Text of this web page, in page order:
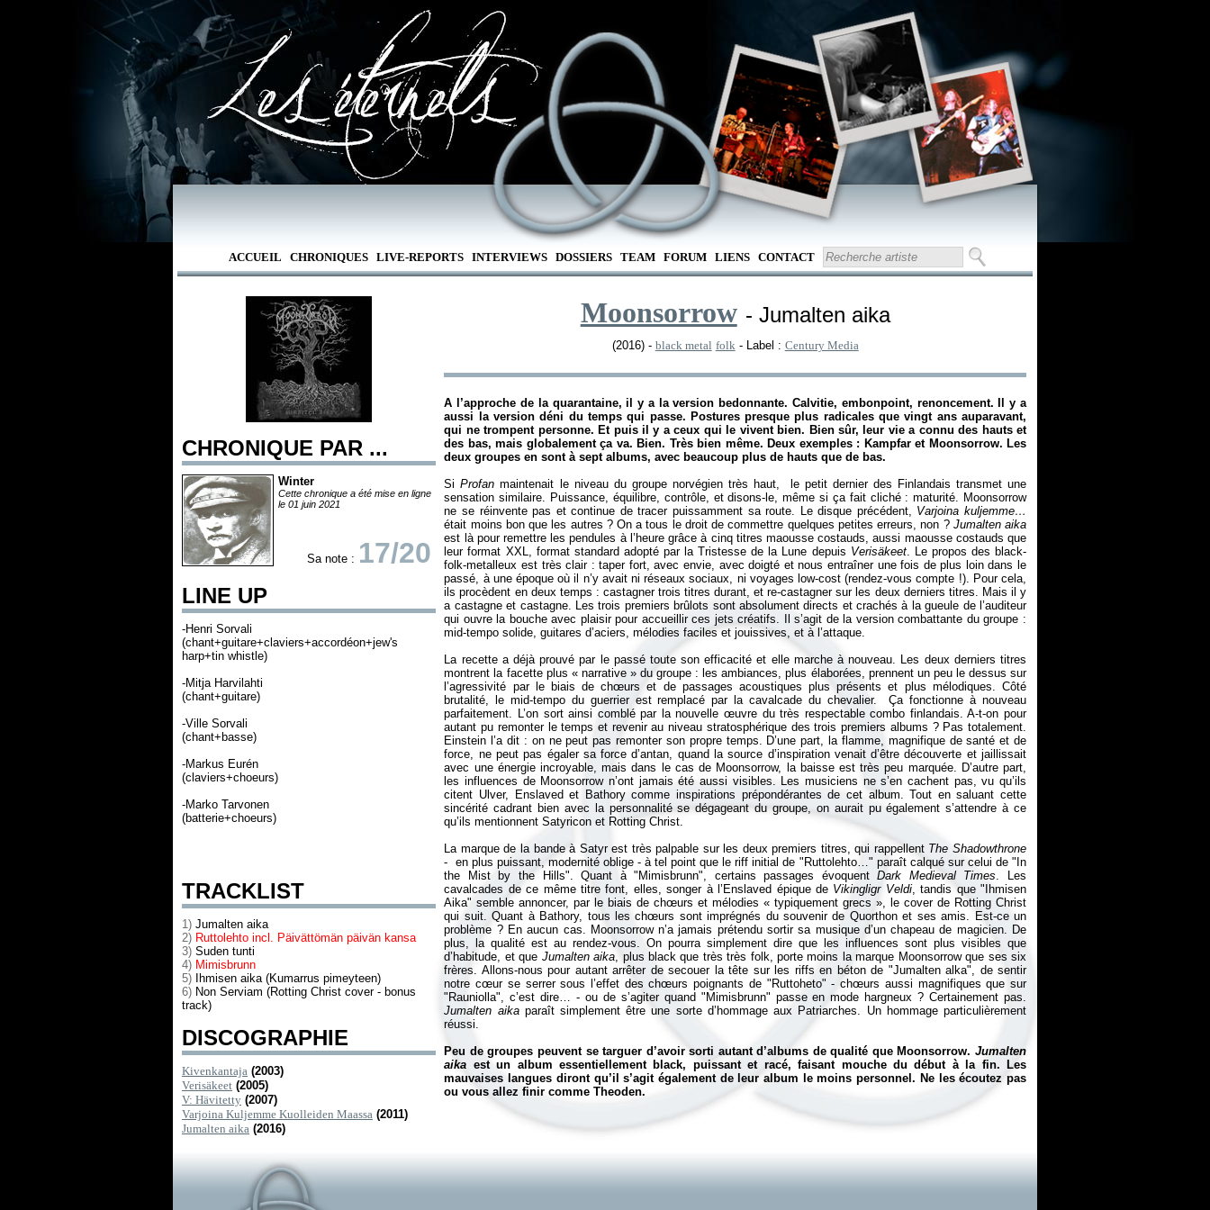
ACCUEIL CHRONIQUES LIVE-REPORTS INTERVIEWS DOSSIERS TEAM FORUM LIENS CONTACT
CHRONIQUE PAR ...
Winter
Cette chronique a été mise en ligne
le 01 juin 2021
Sa note : 17/20
LINE UP
-Henri Sorvali
(chant+guitare+claviers+accordéon+jew's
harp+tin whistle)
-Mitja Harvilahti
(chant+guitare)
-Ville Sorvali
(chant+basse)
-Markus Eurén
(claviers+choeurs)
-Marko Tarvonen
(batterie+choeurs)
TRACKLIST
1) Jumalten aika
2) Ruttolehto incl. Päivättömän päivän kansa
3) Suden tunti
4) Mimisbrunn
5)
Ihmisen aika (Kumarrus pimeyteen)
6) Non Serviam (Rotting Christ cover - bonus
track)
DISCOGRAPHIE
Kivenkantaja (2003)
Verisäkeet (2005)
V: Hävitetty (2007)
Varjoina Kuljemme Kuolleiden Maassa (2011)
Jumalten aika (2016)
Moonsorrow - Jumalten aika
(2016) - black metal folk - Label : Century Media
A l’approche de la quarantaine, il y a la version bedonnante. Calvitie, embonpoint, renoncement. Il y a
aussi la version déni du temps qui passe. Postures presque plus radicales que vingt ans auparavant,
qui ne trompent personne. Et puis il y a ceux qui le vivent bien. Bien sûr, leur vie a connu des hauts et
des bas, mais globalement ça va. Bien. Très bien même. Deux exemples : Kampfar et Moonsorrow. Les
deux groupes en sont à sept albums, avec beaucoup plus de hauts que de bas.
SiProfanmaintenait le niveau du groupe norvégien très haut, le petit dernier des Finlandais transmet une
sensation similaire. Puissance, équilibre, contrôle, et disons-le, même si ça fait cliché : maturité. Moonsorrow
ne se réinvente pas et continue de tracer puissamment sa route. Le disque précédent, Varjoina kuljemme…
était moins bon que les autres ? On a tous le droit de commettre quelques petites erreurs, non ? Jumalten aika
est là pour remettre les pendules à l’heure grâce à cinq titres maousse costauds, aussi maousse costauds que
leur format XXL, format standard adopté par la Tristesse de la Lune depuis Verisäkeet. Le propos des black-
folk-metalleux est très clair : taper fort, avec envie, avec doigté et nous entraîner une fois de plus loin dans le
passé, à une époque où il n’y avait ni réseaux sociaux, ni voyages low-cost (rendez-vous compte !). Pour cela,
ils procèdent en deux temps : castagner trois titres durant, et re-castagner sur les deux derniers titres. Mais il y
a castagne et castagne. Les trois premiers brûlots sont absolument directs et crachés à la gueule de l’auditeur
qui ouvre la bouche avec plaisir pour accueillir ces jets créatifs. Il s’agit de la version combattante du groupe :
mid-tempo solide, guitares d’aciers, mélodies faciles et jouissives, et à l’attaque.
La recette a déjà prouvé par le passé toute son efficacité et elle marche à nouveau. Les deux derniers titres
montrent la facette plus « narrative » du groupe : les ambiances, plus élaborées, prennent un peu le dessus sur
l’agressivité par le biais de chœurs et de passages acoustiques plus présents et plus mélodiques. Côté
brutalité, le mid-tempo du guerrier est remplacé par la cavalcade du chevalier. Ça fonctionne à nouveau
parfaitement. L’on sort ainsi comblé par la nouvelle œuvre du très respectable combo finlandais. A-t-on pour
autant pu remonter le temps et revenir au niveau stratosphérique des trois premiers albums ? Pas totalement.
Einstein l’a dit : on ne peut pas remonter son propre temps. D’une part, la flamme, magnifique de santé et de
force, ne peut pas égaler sa force d’antan, quand la source d’inspiration venait d’être découverte et jaillissait
avec une énergie incroyable, mais dans le cas de Moonsorrow, la baisse est très peu marquée. D’autre part,
les influences de Moonsorrow n’ont jamais été aussi visibles. Les musiciens ne s’en cachent pas, vu qu’ils
citent Ulver, Enslaved et Bathory comme inspirations prépondérantes de cet album. Tout en saluant cette
sincérité cadrant bien avec la personnalité se dégageant du groupe, on aurait pu également s’attendre à ce
qu’ils mentionnent Satyricon et Rotting Christ.
La marque de la bande à Satyr est très palpable sur les deux premiers titres, qui rappellent The Shadowthrone
- en plus puissant, modernité oblige - à tel point que le riff initial de "Ruttolehto…" paraît calqué sur celui de "In
the Mist by the Hills". Quant à "Mimisbrunn", certains passages évoquentDark Medieval Times. Les
cavalcades de ce même titre font, elles, songer à l’Enslaved épique de Vikingligr Veldi, tandis que "Ihmisen
Aika" semble annoncer, par le biais de chœurs et mélodies «typiquement grecs», le cover de Rotting Christ
qui suit. Quant à Bathory, tous les chœurs sont imprégnés du souvenir de Quorthon et ses amis. Est-ce un
problème ? En aucun cas. Moonsorrow n’a jamais prétendu sortir sa musique d’un chapeau de magicien. De
plus, la qualité est au rendez-vous. On pourra simplement dire que les influences sont plus visibles que
d’habitude, et que Jumalten aika, plus black que très très folk, porte moins la marque Moonsorrow que ses six
frères. Allons-nous pour autant arrêter de secouer la tête sur les riffs en béton de "Jumalten alka", de sentir
notre cœur se serrer sous l’effet des chœurs poignants de "Ruttoheto" - chœurs aussi magnifiques que sur
"Rauniolla", c’est dire… - ou de s’agiter quand "Mimisbrunn" passe en mode hargneux ? Certainement pas.
Jumalten aikaparaît simplement être une sorte d’hommage aux Patriarches. Un hommage particulièrement
réussi.
Peu de groupes peuvent se targuer d’avoir sorti autant d’albums de qualité que Moonsorrow. Jumalten
aika est un album essentiellement black, puissant et racé, faisant mouche du début à la fin. Les
mauvaises langues diront qu’il s’agit également de leur album le moins personnel. Ne les écoutez pas
ou vous allez finir comme Theoden.